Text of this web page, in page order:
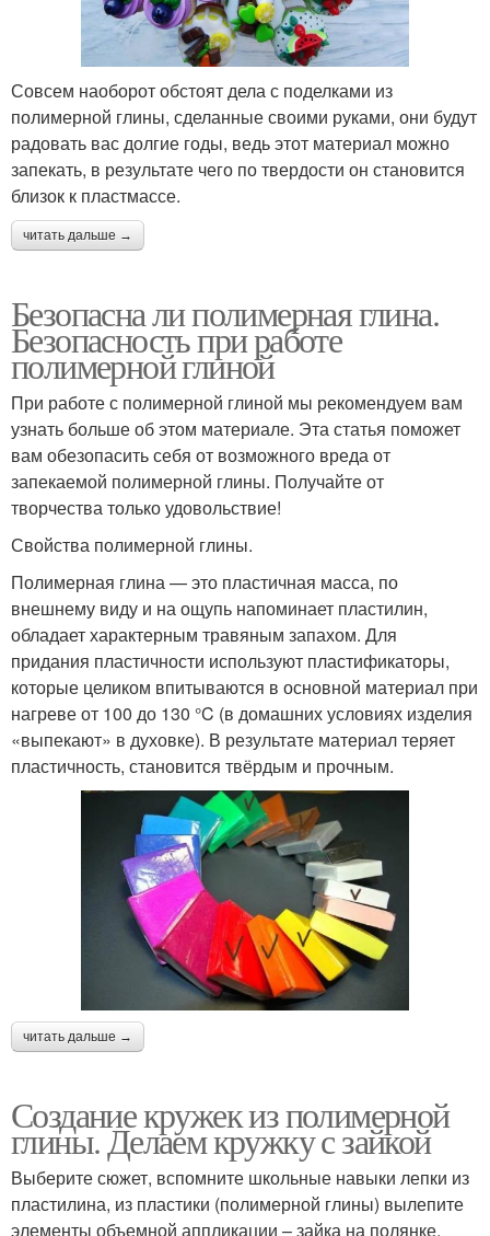
Совсем наоборот обстоят дела с поделками из
полимерной глины, сделанные своими руками, они будут
радовать вас долгие годы, ведь этот материал можно
запекать, в результате чего по твердости он становится
близок к пластмассе.
читать дальше →
Безопасна ли полимерная глина.
Безопасность при работе
полимерной глиной
При работе с полимерной глиной мы рекомендуем вам
узнать больше об этом материале. Эта статья поможет
вам обезопасить себя от возможного вреда от
запекаемой полимерной глины. Получайте от
творчества только удовольствие!
Свойства полимерной глины.
Полимерная глина — это пластичная масса, по
внешнему виду и на ощупь напоминает пластилин,
обладает характерным травяным запахом. Для
придания пластичности используют пластификаторы,
которые целиком впитываются в основной материал при
нагреве от 100 до 130 °C (в домашних условиях изделия
«выпекают» в духовке). В результате материал теряет
пластичность, становится твёрдым и прочным.
читать дальше →
Создание кружек из полимерной
глины. Делаем кружку с зайкой
Выберите сюжет, вспомните школьные навыки лепки из
пластилина, из пластики (полимерной глины) вылепите
элементы объемной аппликации – зайка на полянке.